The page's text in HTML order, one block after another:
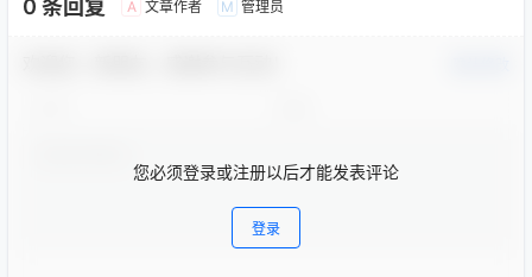
0 条回复 A 文章作者 M 管理员
您必须登录或注册以后才能发表评论
登录